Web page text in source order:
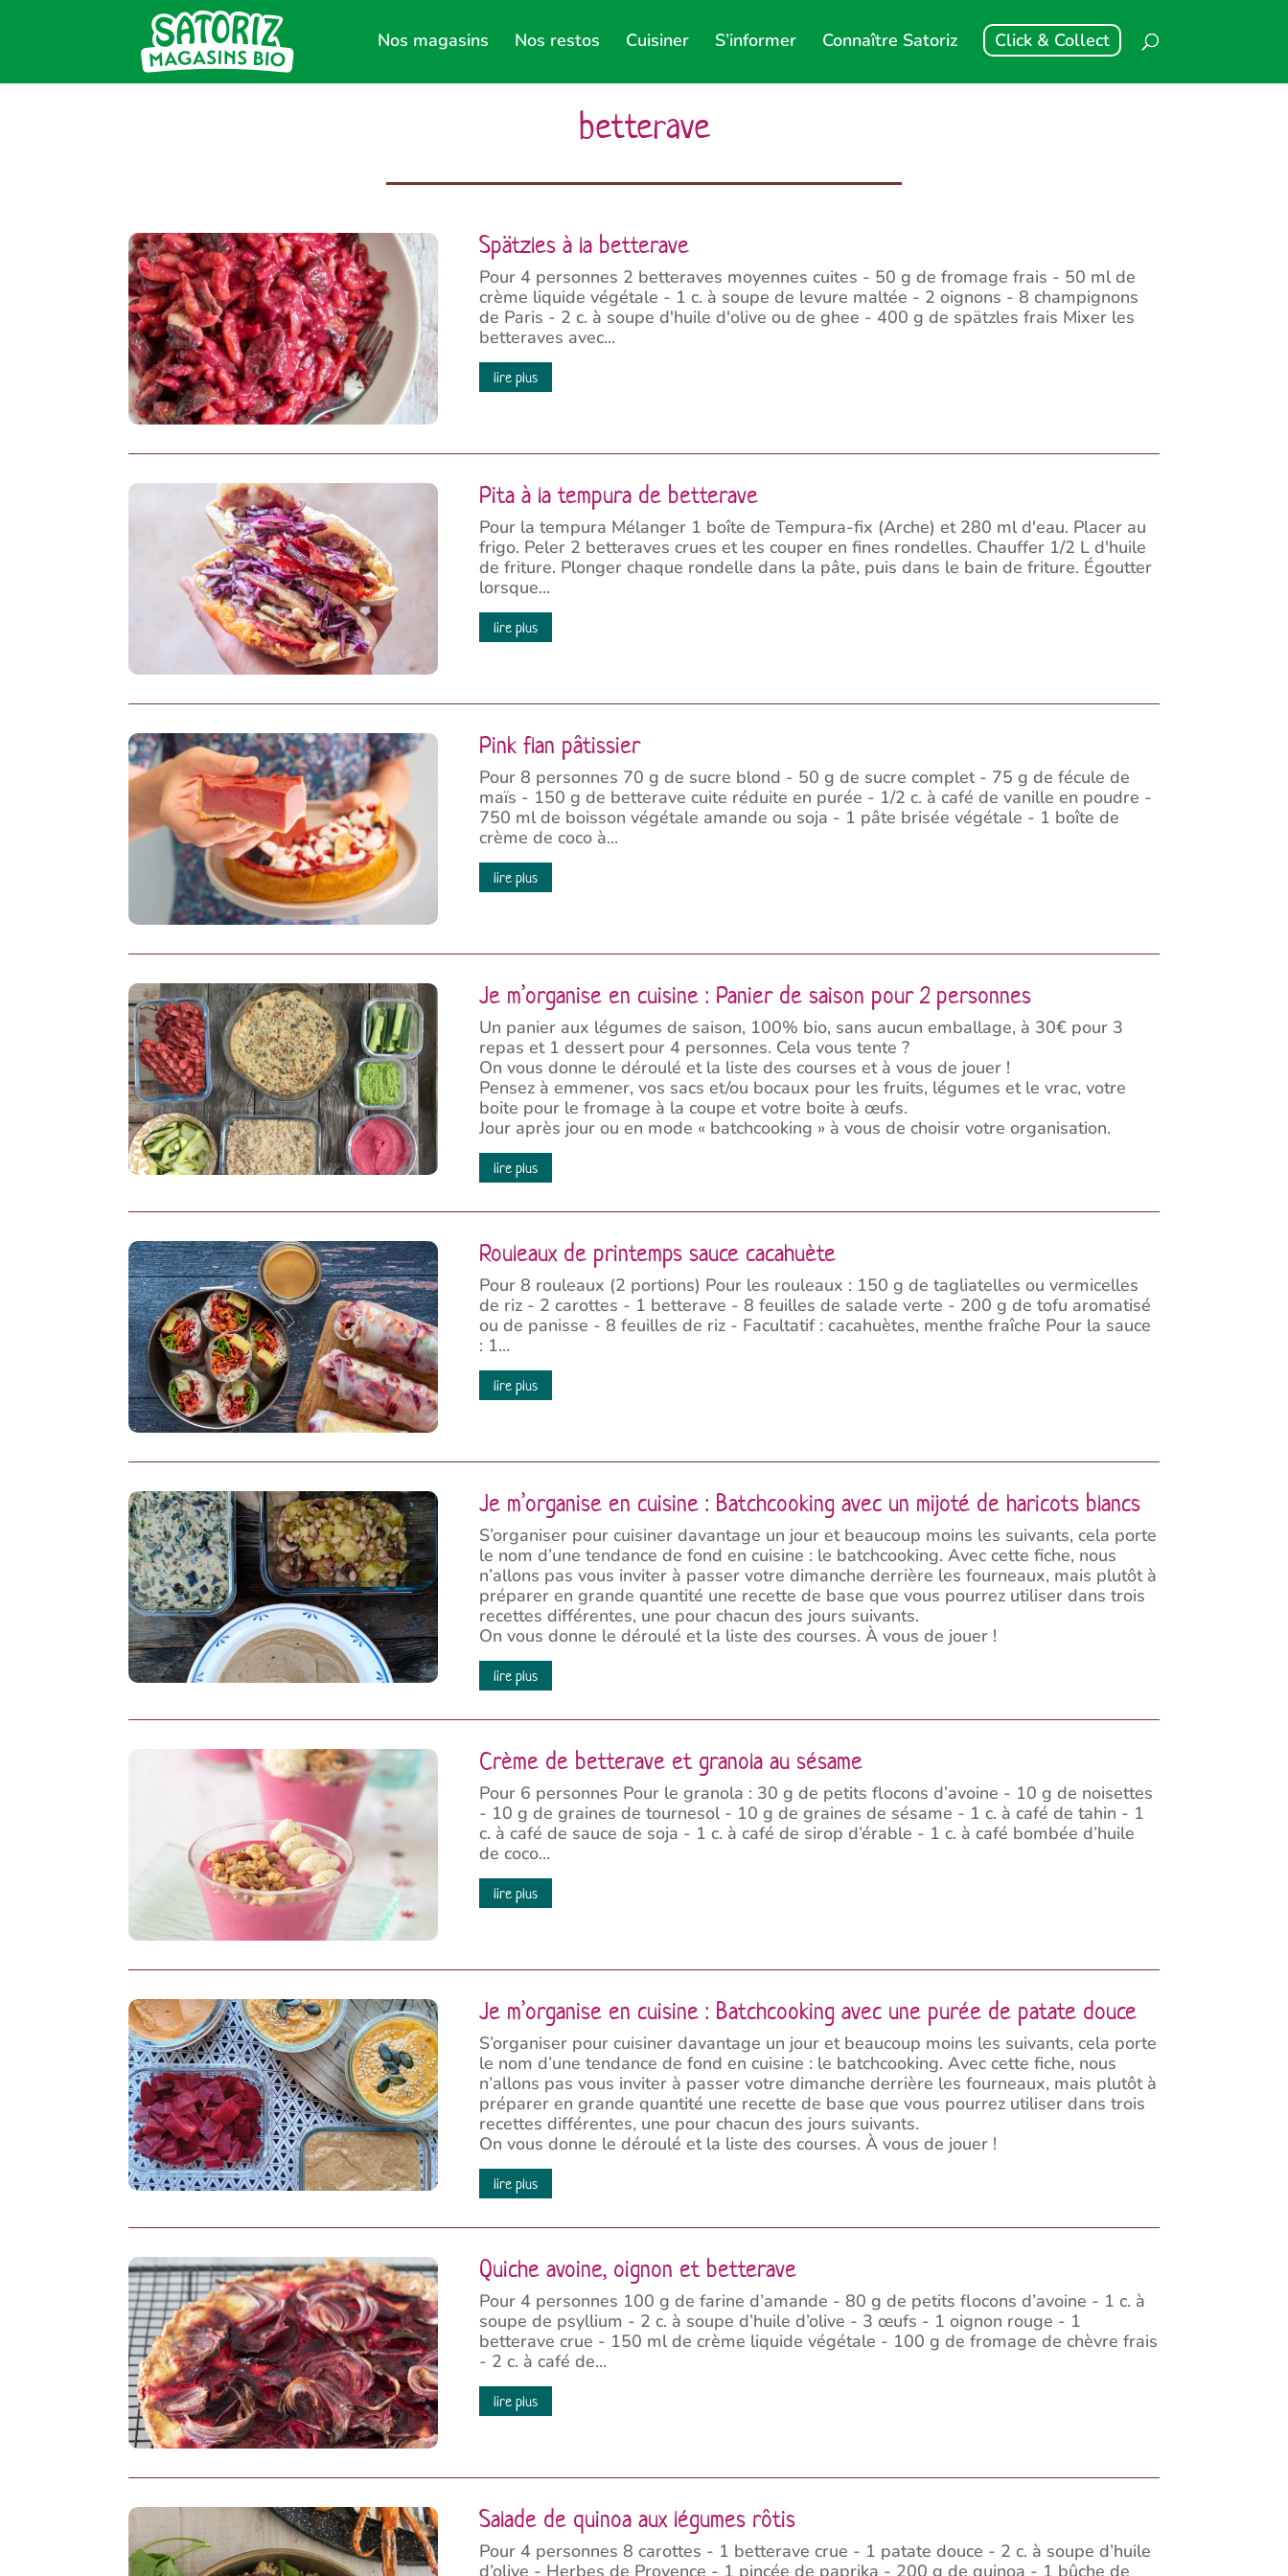
Nos magasins Nos restos Cuisiner S’informer Connaître Satoriz Click & Collect
betterave
Spätzles à la betterave
Pour 4 personnes 2 betteraves moyennes cuites - 50 g de fromage frais - 50 ml de
crème liquide végétale - 1 c. à soupe de levure maltée - 2 oignons - 8 champignons
de Paris - 2 c. à soupe d'huile d'olive ou de ghee - 400 g de spätzles frais Mixer les
betteraves avec...
lire plus
Pita à la tempura de betterave
Pour la tempura Mélanger 1 boîte de Tempura-fix (Arche) et 280 ml d'eau. Placer au
frigo. Peler 2 betteraves crues et les couper en fines rondelles. Chauffer 1/2 L d'huile
de friture. Plonger chaque rondelle dans la pâte, puis dans le bain de friture. Égoutter
lorsque...
lire plus
Pink flan pâtissier
Pour 8 personnes 70 g de sucre blond - 50 g de sucre complet - 75 g de fécule de
maïs - 150 g de betterave cuite réduite en purée - 1/2 c. à café de vanille en poudre -
750 ml de boisson végétale amande ou soja - 1 pâte brisée végétale - 1 boîte de
crème de coco à...
lire plus
Je m’organise en cuisine : Panier de saison pour 2 personnes
Un panier aux légumes de saison, 100% bio, sans aucun emballage, à 30€ pour 3
repas et 1 dessert pour 4 personnes. Cela vous tente ?
On vous donne le déroulé et la liste des courses et à vous de jouer !
Pensez à emmener, vos sacs et/ou bocaux pour les fruits, légumes et le vrac, votre
boite pour le fromage à la coupe et votre boite à œufs.
Jour après jour ou en mode « batchcooking » à vous de choisir votre organisation.
lire plus
Rouleaux de printemps sauce cacahuète
Pour 8 rouleaux (2 portions) Pour les rouleaux : 150 g de tagliatelles ou vermicelles
de riz - 2 carottes - 1 betterave - 8 feuilles de salade verte - 200 g de tofu aromatisé
ou de panisse - 8 feuilles de riz - Facultatif : cacahuètes, menthe fraîche Pour la sauce
: 1...
lire plus
Je m’organise en cuisine : Batchcooking avec un mijoté de haricots blancs
S’organiser pour cuisiner davantage un jour et beaucoup moins les suivants, cela porte
le nom d’une tendance de fond en cuisine : le batchcooking. Avec cette fiche, nous
n’allons pas vous inviter à passer votre dimanche derrière les fourneaux, mais plutôt à
préparer en grande quantité une recette de base que vous pourrez utiliser dans trois
recettes différentes, une pour chacun des jours suivants.
On vous donne le déroulé et la liste des courses. À vous de jouer !
lire plus
Crème de betterave et granola au sésame
Pour 6 personnes Pour le granola : 30 g de petits flocons d’avoine - 10 g de noisettes
- 10 g de graines de tournesol - 10 g de graines de sésame - 1 c. à café de tahin - 1
c. à café de sauce de soja - 1 c. à café de sirop d’érable - 1 c. à café bombée d’huile
de coco...
lire plus
Je m’organise en cuisine : Batchcooking avec une purée de patate douce
S’organiser pour cuisiner davantage un jour et beaucoup moins les suivants, cela porte
le nom d’une tendance de fond en cuisine : le batchcooking. Avec cette fiche, nous
n’allons pas vous inviter à passer votre dimanche derrière les fourneaux, mais plutôt à
préparer en grande quantité une recette de base que vous pourrez utiliser dans trois
recettes différentes, une pour chacun des jours suivants.
On vous donne le déroulé et la liste des courses. À vous de jouer !
lire plus
Quiche avoine, oignon et betterave
Pour 4 personnes 100 g de farine d’amande - 80 g de petits flocons d’avoine - 1 c. à
soupe de psyllium - 2 c. à soupe d’huile d’olive - 3 œufs - 1 oignon rouge - 1
betterave crue - 150 ml de crème liquide végétale - 100 g de fromage de chèvre frais
- 2 c. à café de...
lire plus
Salade de quinoa aux légumes rôtis
Pour 4 personnes 8 carottes - 1 betterave crue - 1 patate douce - 2 c. à soupe d’huile
d’olive - Herbes de Provence - 1 pincée de paprika - 200 g de quinoa - 1 bûche de